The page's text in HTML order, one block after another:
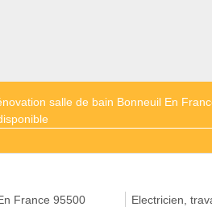
salle de bain Bonneuil En
France 95500
Electricien,